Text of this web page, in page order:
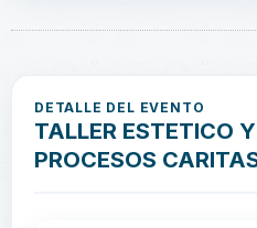
DETALLE DEL EVENTO
TALLER ESTETICO
PROCESOS